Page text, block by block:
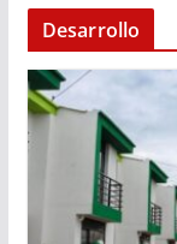
Desarrollo